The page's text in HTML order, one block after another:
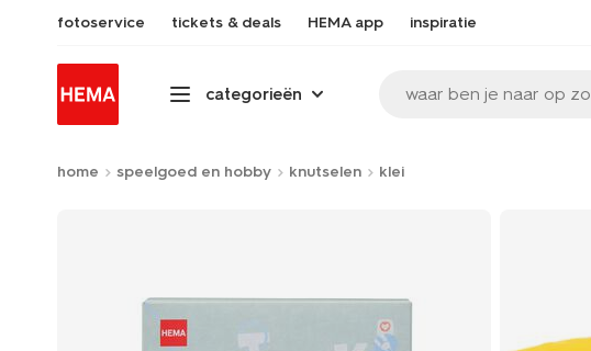
fotoservice tickets & deals HEMA app inspiratie
categorieën waar ben je naar op
home speelgoed en hobby knutselen klei